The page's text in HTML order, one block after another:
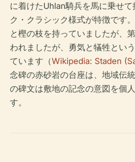
に着けたUhlan騎兵を馬に乗せ
ク・クラシック様式が特徴です
と樫の枝を持っていましたが、
われましたが、勇気と犠牲とい
ています（Wikipedia: Staden
念碑の赤砂岩の台座は、地域伝
の碑文は敷地の記念の意図を個
す。